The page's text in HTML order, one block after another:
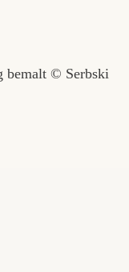
bemalt © Serbski